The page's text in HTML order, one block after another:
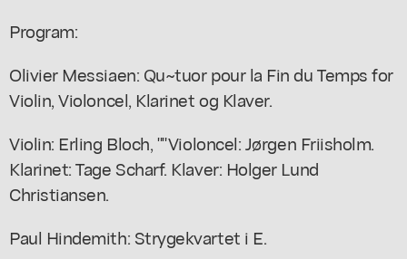
Program:
Olivier Messiaen: Qu~tuor pour la Fin du Temps for
Violin, Violoncel, Klarinet og Klaver.
Violin: Erling Bloch, ""Violoncel: Jørgen Friisholm.
Klarinet: Tage Scharf. Klaver: Holger Lund
Christiansen.
Paul Hindemith: Strygekvartet i E.